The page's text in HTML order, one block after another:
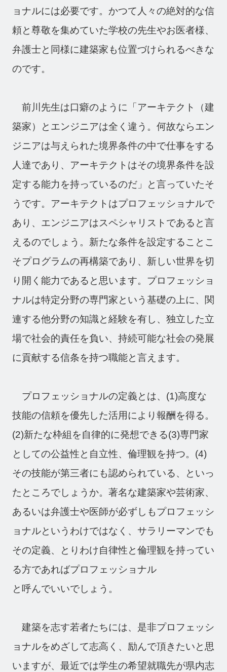
ョナルには必要です。かつて人々の絶対的な信
頼と尊敬を集めていた学校の先生やお医者様、
弁護士と同様に建築家も位置づけられるべきな
のです。
前川先生は口癖のように「アーキテクト（建
築家）とエンジニアは全く違う。何故ならエン
ジニアは与えられた境界条件の中で仕事をする
人達であり、アーキテクトはその境界条件を設
定する能力を持っているのだ」と言っていたそ
うです。アーキテクトはプロフェッショナルで
あり、エンジニアはスペシャリストであると言
えるのでしょう。新たな条件を設定することこ
そプログラムの再構築であり、新しい世界を切
り開く能力であると思います。プロフェッショ
ナルは特定分野の専門家という基礎の上に、関
連する他分野の知識と経験を有し、独立した立
場で社会的責任を負い、持続可能な社会の発展
に貢献する信条を持つ職能と言えます。
プロフェッショナルの定義とは、(1)高度な
技能の信頼を優先した活用により報酬を得る。
(2)新たな枠組を自律的に発想できる(3)専門家
としての公益性と自立性、倫理観を持つ。(4)
その技能が第三者にも認められている、といっ
たところでしょうか。著名な建築家や芸術家、
あるいは弁護士や医師が必ずしもプロフェッシ
ョナルというわけではなく、サラリーマンでも
その定義、とりわけ自律性と倫理観を持ってい
る方であればプロフェッショナル
と呼んでいいでしょう。
建築を志す若者たちには、是非プロフェッシ
ョナルをめざして志高く、励んで頂きたいと思
いますが、最近では学生の希望就職先が県内志